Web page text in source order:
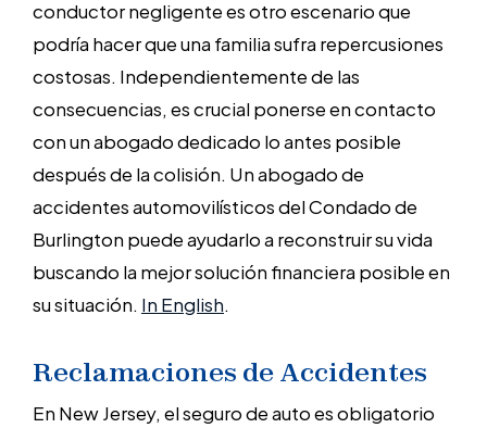
conductor negligente es otro escenario que
podría hacer que una familia sufra repercusiones
costosas. Independientemente de las
consecuencias, es crucial ponerse en contacto
con un abogado dedicado lo antes posible
después de la colisión. Un abogado de
accidentes automovilísticos del Condado de
Burlington puede ayudarlo a reconstruir su vida
buscando la mejor solución financiera posible en
su situación.In English.
Reclamaciones de Accidentes
En New Jersey, el seguro de auto es obligatorio